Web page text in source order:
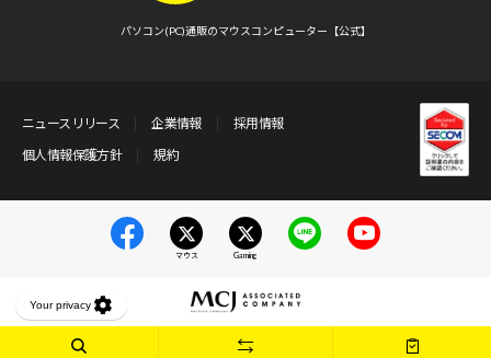
パソコン(PC)通販のマウスコンピューター【公式】
ニュースリリース 企業情報
採用情報
個人情報保護方針
規約
マウス Gaming